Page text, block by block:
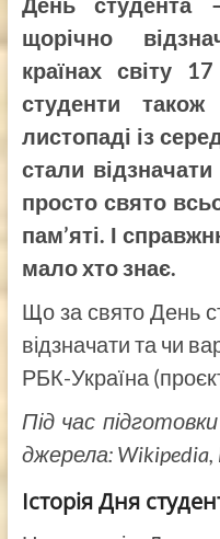
щорічно
країнах світу
студенти
листопаді із
стали
просто свято
пам’яті. І
мало хто знає.
Що за свято День
відзначати та чи
РБК-Україна
Під час
джерела: Wikipedia,
Історія Дня